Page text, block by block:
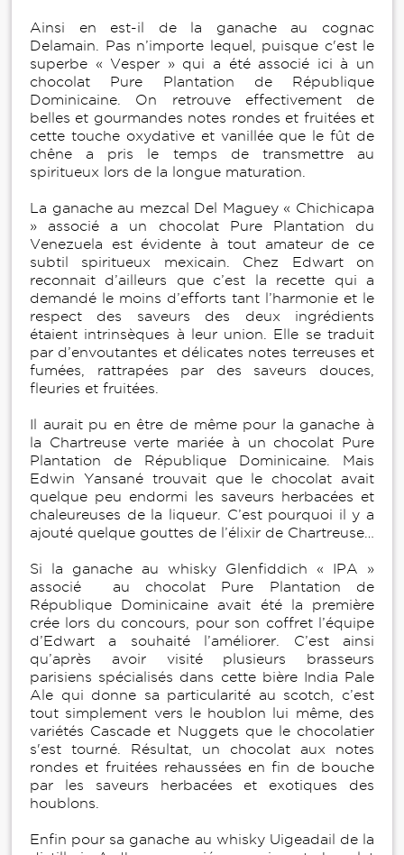
Ainsi en est-il de la ganache au cognac
Delamain. Pas n’importe lequel, puisque c'est le
superbe « Vesper » qui a été associé ici à un
chocolat Pure Plantation de République
Dominicaine. On retrouve effectivement de
belles et gourmandes notes rondes et fruitées et
cette touche oxydative et vanillée que le fût de
chêne a pris le temps de transmettre au
spiritueux lors de la longue maturation.
La ganache au mezcal Del Maguey « Chichicapa
» associé a un chocolat Pure Plantation du
Venezuela est évidente à tout amateur de ce
subtil spiritueux mexicain. Chez Edwart on
reconnait d’ailleurs que c’est la recette qui a
demandé le moins d’efforts tant l’harmonie et le
respect des saveurs des deux ingrédients
étaient intrinsèques à leur union. Elle se traduit
par d’envoutantes et délicates notes terreuses et
fumées, rattrapées par des saveurs douces,
fleuries et fruitées.
Il aurait pu en être de même pour la ganache à
la Chartreuse verte mariée à un chocolat Pure
Plantation de République Dominicaine. Mais
Edwin Yansané trouvait que le chocolat avait
quelque peu endormi les saveurs herbacées et
chaleureuses de la liqueur. C’est pourquoi il y a
ajouté quelque gouttes de l’élixir de Chartreuse…
Si la ganache au whisky Glenfiddich « IPA »
associé au chocolat Pure Plantation de
République Dominicaine avait été la première
crée lors du concours, pour son coffret l’équipe
d’Edwart a souhaité l’améliorer. C’est ainsi
qu’après avoir visité plusieurs brasseurs
parisiens spécialisés dans cette bière India Pale
Ale qui donne sa particularité au scotch, c’est
tout simplement vers le houblon lui même, des
variétés Cascade et Nuggets que le chocolatier
s'est tourné. Résultat, un chocolat aux notes
rondes et fruitées rehaussées en fin de bouche
par les saveurs herbacées et exotiques des
houblons.
Enfin pour sa ganache au whisky Uigeadail de la